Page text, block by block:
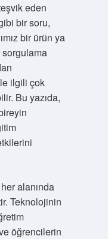
eden
bir soru,
bir ürün ya
ilgili çok
Bu yazıda,
alanında
Teknolojinin
öğrencilerin